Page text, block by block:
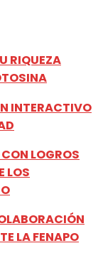
RIQUEZA
INTERACTIVO
LOGROS
LOS
LA FENAPO